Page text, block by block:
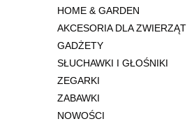
HOME & GARDEN
AKCESORIA DLA ZWIERZĄT
GADŻETY
SŁUCHAWKI I GŁOŚNIKI
ZEGARKI
ZABAWKI
NOWOŚCI